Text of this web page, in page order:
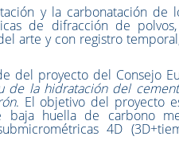
y la carbonatación de
de difracción de
arte y con registro
del proyecto del Consejo
de la hidratación del
. El objetivo del proyecto
huella de carbono
4D